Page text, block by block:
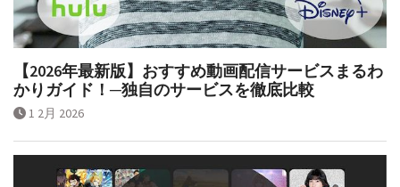
【2026年最新版】おすすめ動画配信サービスまるわ
かりガイド！─独自のサービスを徹底比較